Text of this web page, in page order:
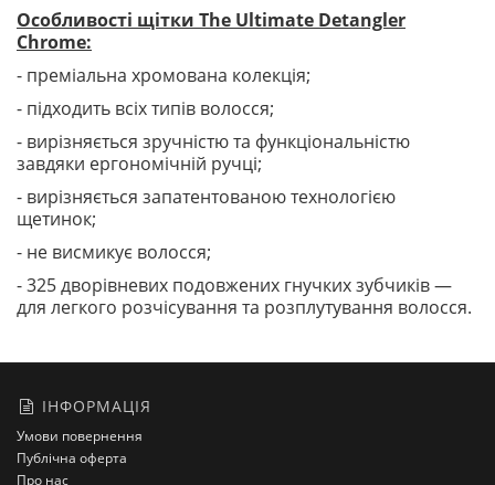
Особливості щітки The Ultimate Detangler
Chrome:
- преміальна хромована колекція;
- підходить всіх типів волосся;
- вирізняється зручністю та функціональністю
завдяки ергономічній ручці;
- вирізняється запатентованою технологією
щетинок;
- не висмикує волосся;
- 325 дворівневих подовжених гнучких зубчиків —
для легкого розчісування та розплутування волосся.
ІНФОРМАЦІЯ
Умови повернення
Публічна оферта
Про нас